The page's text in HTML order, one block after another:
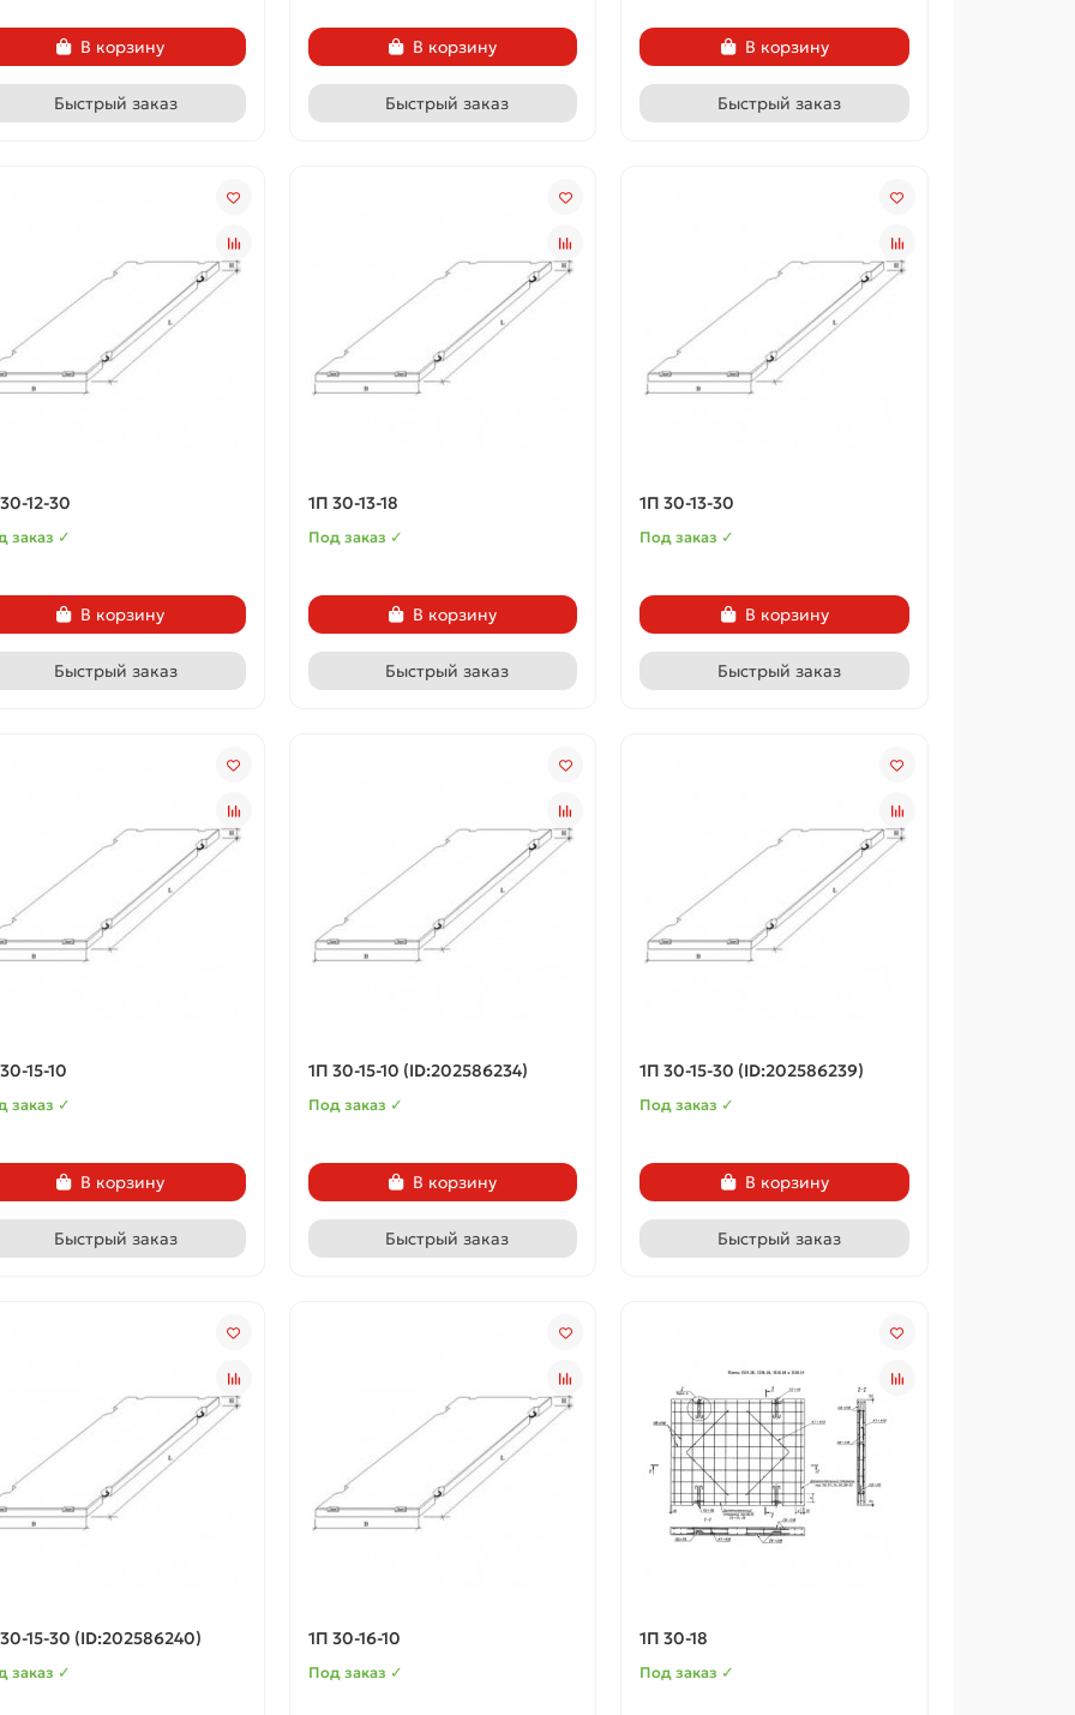
В корзину
Быстрый заказ
В корзину
Быстрый заказ
В корзину
Быстрый заказ
12-30
заказ ✓
В корзину
Быстрый заказ
1П 30-13-18
Под заказ ✓
В корзину
Быстрый заказ
1П 30-13-30
Под заказ ✓
В корзину
Быстрый заказ
15-10
заказ ✓
В корзину
Быстрый заказ
1П 30-15-10 (ID:202586234)
Под заказ ✓
В корзину
Быстрый заказ
1П 30-15-30 (ID:202586239)
Под заказ ✓
В корзину
Быстрый заказ
15-30 (ID:202586240)
заказ ✓
1П 30-16-10
Под заказ ✓
1П 30-18
Под заказ ✓